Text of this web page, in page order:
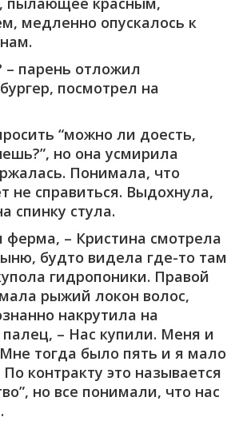
медленно опускалось к
– парень отложил
посмотрел на
“можно ли доесть,
но она усмирила
Понимала, что
не справиться. Выдохнула,
спинку стула.
ферма, – Кристина смотрела
будто видела где-то там
гидропоники. Правой
рыжий локон волос,
накрутила на
– Нас купили. Меня и
тогда было пять и я мало
контракту это называется
но все понимали, что нас